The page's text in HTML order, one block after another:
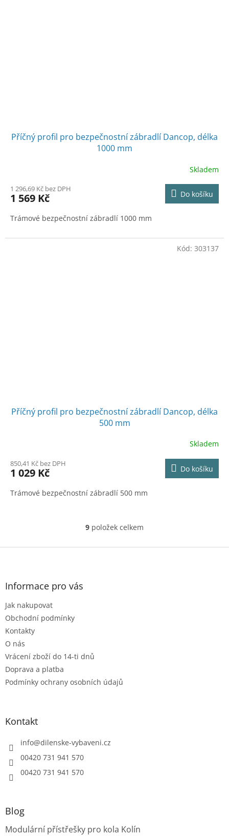
Příčný profil pro bezpečnostní zábradlí Dancop, délka
1000 mm
Skladem
1 296,69 Kč bez DPH
1 569 Kč Do košíku
Trámové bezpečnostní zábradlí 1000 mm
Příčný profil pro bezpečnostní zábradlí Dancop, délka
500 mm
Skladem
850,41 Kč bez DPH
1 029 Kč Do košíku
Trámové bezpečnostní zábradlí 500 mm
Kód: 303137
O
l
p
i
9 položek celkem
Z
Informace pro vás
Jak nakupovat
Obchodní podmínky
Kontakty
O nás
Vrácení zboží do 14-ti dnů
Doprava a platba
Podmínky ochrany osobních údajů
Kontakt
info@dilenske-vybaveni.cz
00420 731 941 570
00420 731 941 570
Blog
Modulární přístřešky pro kola Kolín